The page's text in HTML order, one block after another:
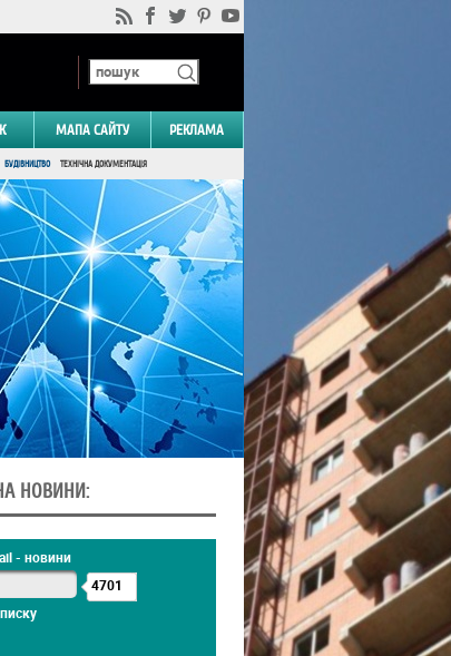
МАПА САЙТУ РЕКЛАМА
БУДІВНИЦТВО ТЕХНІЧНА ДОКУМЕНТАЦІЯ
НОВИНИ:
- новини
4701